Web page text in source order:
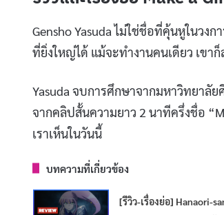
Gensho Yasuda ไม่ใช่ชื่อที่คุ้นหูในว
ที่ยิ่งใหญ่ได้ แม้จะทำงานคนเดียว เขา
Yasuda จบการศึกษาจากมหาวิทยาลั
จากคลิปสั้นความยาว 2 นาทีครึ่งชื่อ
เราเห็นในวันนี้
บทความที่เกี่ยวข้อง
[รีวิว-เรื่องย่อ] Hanaori-